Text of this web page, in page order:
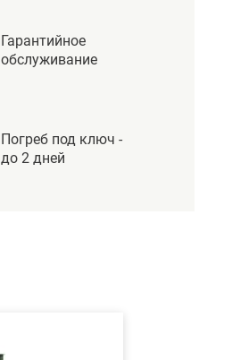
Гарантийное
обслуживание
Погреб под ключ -
до 2 дней